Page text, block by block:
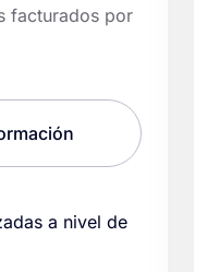
facturados por
a nivel de